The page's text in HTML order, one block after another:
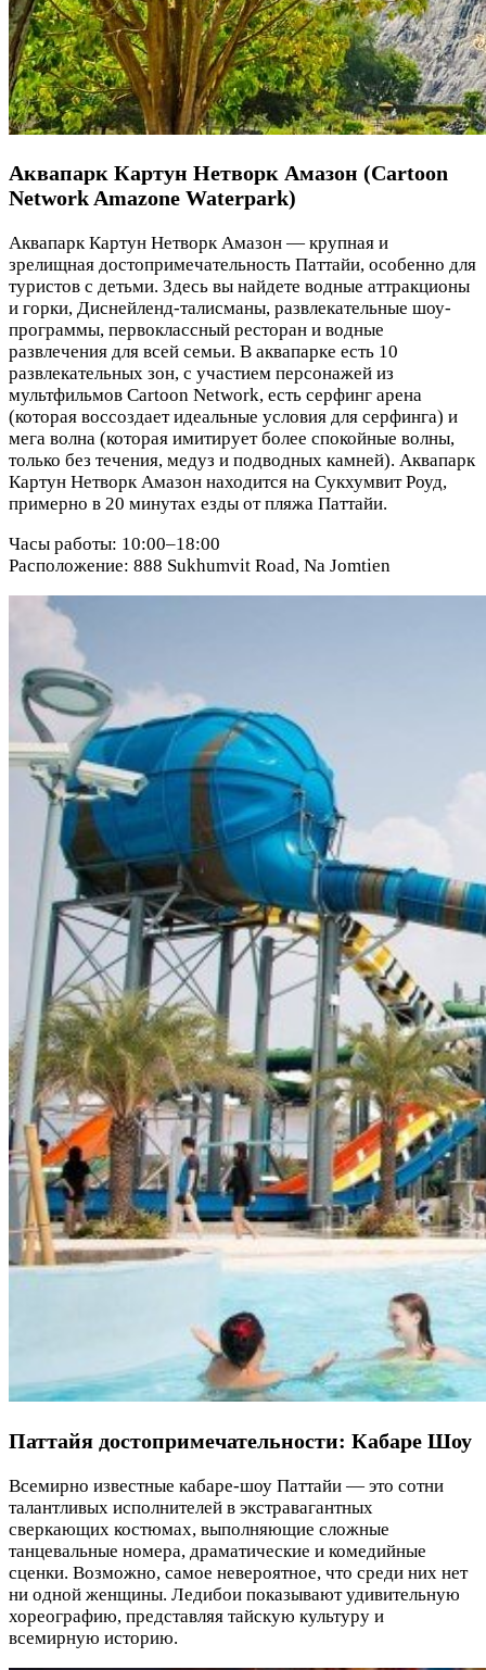
Аквапарк Картун Нетворк Амазон (Cartoon
Network Amazone Waterpark)
Аквапарк Картун Нетворк Амазон — крупная и
зрелищная достопримечательность Паттайи, особенно для
туристов с детьми. Здесь вы найдете водные аттракционы
и горки, Диснейленд-талисманы, развлекательные шоу-
программы, первоклассный ресторан и водные
развлечения для всей семьи. В аквапарке есть 10
развлекательных зон, с участием персонажей из
мультфильмов Cartoon Network, есть серфинг арена
(которая воссоздает идеальные условия для серфинга) и
мега волна (которая имитирует более спокойные волны,
только без течения, медуз и подводных камней). Аквапарк
Картун Нетворк Амазон находится на Сукхумвит Роуд,
примерно в 20 минутах езды от пляжа Паттайи.
Часы работы: 10:00–18:00
Расположение: 888 Sukhumvit Road, Na Jomtien
Паттайя достопримечательности: Кабаре Шоу
Всемирно известные кабаре-шоу Паттайи — это сотни
талантливых исполнителей в экстравагантных
сверкающих костюмах, выполняющие сложные
танцевальные номера, драматические и комедийные
сценки. Возможно, самое невероятное, что среди них нет
ни одной женщины. Ледибои показывают удивительную
хореографию, представляя тайскую культуру и
всемирную историю.